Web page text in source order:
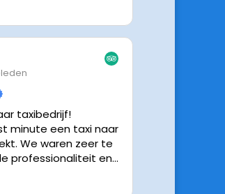
direct contact
chauffeurs, en in
voordeliger dan
9 dagen parkeren.
je auto geen
de krappe
beveel
dan ook zeker
taxibedrijf!
minute een taxi naar
We waren zeer te
professionaliteit en
luchthavenexpres!